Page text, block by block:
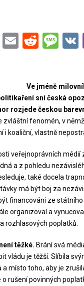
EmailReddit
Ve jméně
sní česká
rozjede českou
fenomén, v
i koaliční, vlastně
veřejnoprávních médií
a z pohledu
také docela
má být boj za
financováni ze
organizoval a
rozhlasových poplatků.
těžké. Brání svá
vládu je těžší. Slíbila
místo toho, aby je
rušení povinných